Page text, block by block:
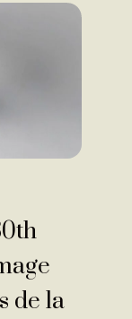
de la